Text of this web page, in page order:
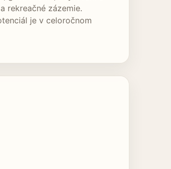
rekreačné zázemie.
je v celoročnom